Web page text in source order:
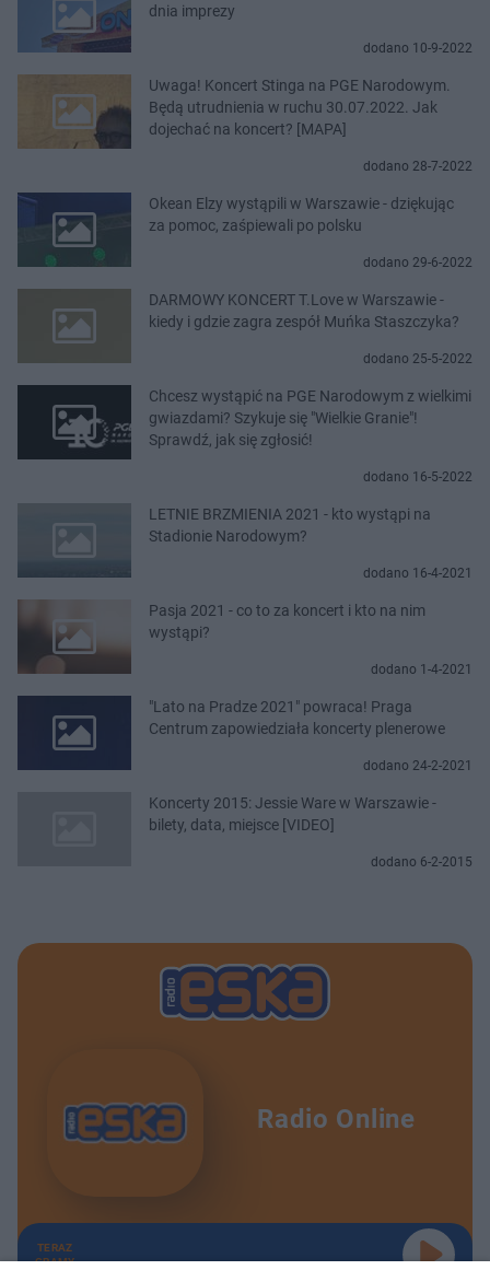
dnia imprezy
dodano 10-9-2022
Uwaga! Koncert Stinga na PGE Narodowym.
Będą utrudnienia w ruchu 30.07.2022. Jak
dojechać na koncert? [MAPA]
dodano 28-7-2022
Okean Elzy wystąpili w Warszawie - dziękując
za pomoc, zaśpiewali po polsku
dodano 29-6-2022
DARMOWY KONCERT T.Love w Warszawie -
kiedy i gdzie zagra zespół Muńka Staszczyka?
dodano 25-5-2022
Chcesz wystąpić na PGE Narodowym z wielkimi
gwiazdami? Szykuje się "Wielkie Granie"!
Sprawdź, jak się zgłosić!
dodano 16-5-2022
LETNIE BRZMIENIA 2021 - kto wystąpi na
Stadionie Narodowym?
dodano 16-4-2021
Pasja 2021 - co to za koncert i kto na nim
wystąpi?
dodano 1-4-2021
"Lato na Pradze 2021" powraca! Praga
Centrum zapowiedziała koncerty plenerowe
dodano 24-2-2021
Koncerty 2015: Jessie Ware w Warszawie -
bilety, data, miejsce [VIDEO]
dodano 6-2-2015
Radio Online
TERAZ
GRAMY